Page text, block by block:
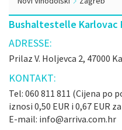
Bushaltestelle Karlovac
ADRESSE:
Prilaz V. Holjevca 2, 47000
KONTAKT:
Tel: 060 811 811 (Cijena po
iznosi 0,50 EUR i 0,67 EUR
E-mail: info@arriva.com.hr